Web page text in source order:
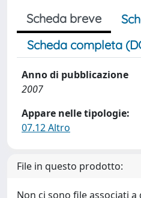
Scheda breve
Scheda completa
Anno di pubblicazione
2007
Appare nelle tipologie:
07.12 Altro
File in questo prodotto:
Non ci sono file associati